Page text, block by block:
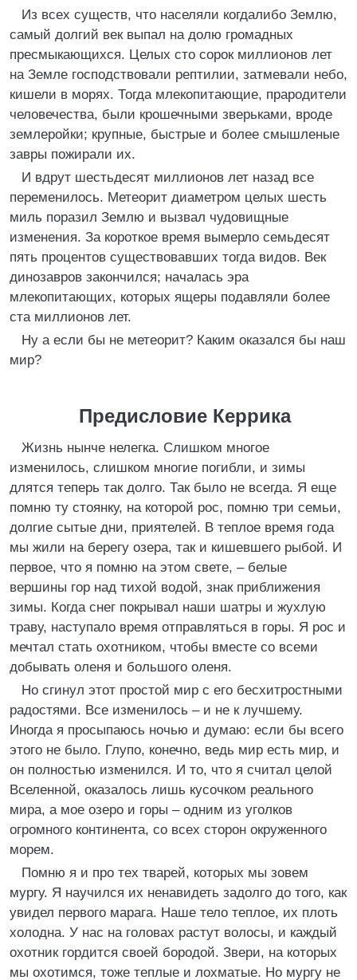
Из всех существ, что населяли когдалибо Землю,
самый долгий век выпал на долю громадных
пресмыкающихся. Целых сто сорок миллионов лет
на Земле господствовали рептилии, затмевали небо,
кишели в морях. Тогда млекопитающие, прародители
человечества, были крошечными зверьками, вроде
землеройки; крупные, быстрые и более смышленые
завры пожирали их.
И вдрут шестьдесят миллионов лет назад все
переменилось. Метеорит диаметром целых шесть
миль поразил Землю и вызвал чудовищные
изменения. За короткое время вымерло семьдесят
пять процентов существовавших тогда видов. Век
динозавров закончился; началась эра
млекопитающих, которых ящеры подавляли более
ста миллионов лет.
Ну а если бы не метеорит? Каким оказался бы наш
мир?
Предисловие Керрика
Жизнь нынче нелегка. Слишком многое
изменилось, слишком многие погибли, и зимы
длятся теперь так долго. Так было не всегда. Я еще
помню ту стоянку, на которой рос, помню три семьи,
долгие сытые дни, приятелей. В теплое время года
мы жили на берегу озера, так и кишевшего рыбой. И
первое, что я помню на этом свете, – белые
вершины гор над тихой водой, знак приближения
зимы. Когда снег покрывал наши шатры и жухлую
траву, наступало время отправляться в горы. Я рос и
мечтал стать охотником, чтобы вместе со всеми
добывать оленя и большого оленя.
Но сгинул этот простой мир с его бесхитростными
радостями. Все изменилось – и не к лучшему.
Иногда я просыпаюсь ночью и думаю: если бы всего
этого не было. Глупо, конечно, ведь мир есть мир, и
он полностью изменился. И то, что я считал целой
Вселенной, оказалось лишь кусочком реального
мира, а мое озеро и горы – одним из уголков
огромного континента, со всех сторон окруженного
морем.
Помню я и про тех тварей, которых мы зовем
мургу. Я научился их ненавидеть задолго до того, как
увидел первого марага. Наше тело теплое, их плоть
холодна. У нас на головах растут волосы, и каждый
охотник гордится своей бородой. Звери, на которых
мы охотимся, тоже теплые и лохматые. Но мургу не